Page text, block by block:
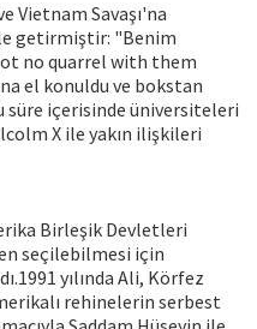
Vietnam Savaşı'na
getirmiştir: "Benim
no quarrel with them
el konuldu ve bokstan
süre içerisinde üniversiteleri
X ile yakın ilişkileri
Birleşik Devletleri
seçilebilmesi için
yılında Ali, Körfez
rehinelerin serbest